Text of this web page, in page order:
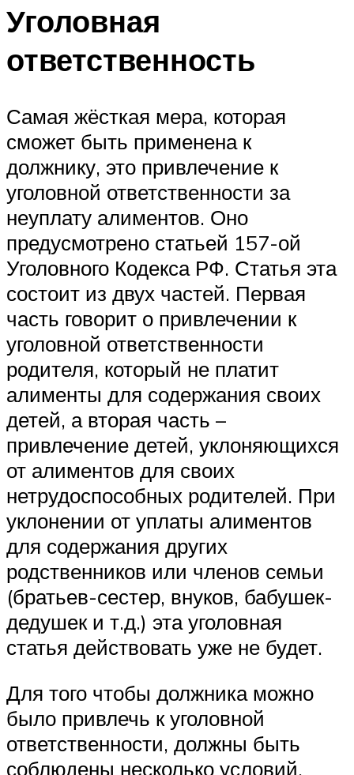
Уголовная
ответственность
Самая жёсткая мера, которая
сможет быть применена к
должнику, это привлечение к
уголовной ответственности за
неуплату алиментов. Оно
предусмотрено статьей 157-ой
Уголовного Кодекса РФ. Статья эта
состоит из двух частей. Первая
часть говорит о привлечении к
уголовной ответственности
родителя, который не платит
алименты для содержания своих
детей, а вторая часть –
привлечение детей, уклоняющихся
от алиментов для своих
нетрудоспособных родителей. При
уклонении от уплаты алиментов
для содержания других
родственников или членов семьи
(братьев-сестер, внуков, бабушек-
дедушек и т.д.) эта уголовная
статья действовать уже не будет.
Для того чтобы должника можно
было привлечь к уголовной
ответственности, должны быть
соблюдены несколько условий.